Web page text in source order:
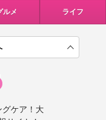
ルメ ライフ
グケア！大